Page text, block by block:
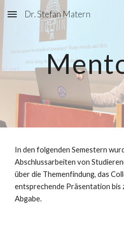
Skip to main content
Dr. Stefan Matern
In den folgenden Semestern
Abschlussarbeiten von
über die Themenfindung, das
entsprechende Präsentation bis
Abgabe.